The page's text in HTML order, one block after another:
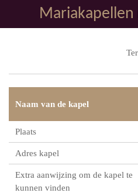
direct
Naam van de kapel
Plaats
Adres kapel
Extra aanwijzing om de kapel te
kunnen vinden